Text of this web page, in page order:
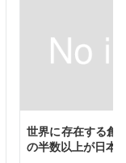
世界に存在する創
の半数以上が日本